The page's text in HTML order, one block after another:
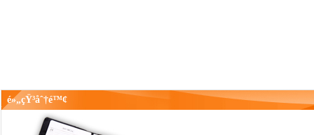
é»„çŸ³åˆ†é™¢